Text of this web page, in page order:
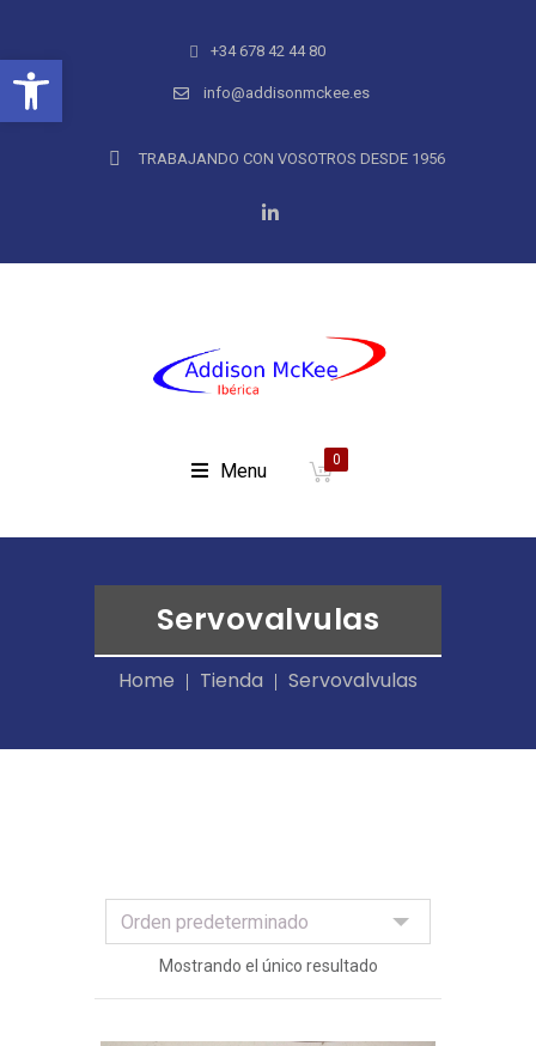
Abrir barra de herramientas+34 678 42 44 80
info@addisonmckee.es
TRABAJANDO CON VOSOTROS DESDE 1956
Menu 0
Servovalvulas
Home Tienda Servovalvulas
Mostrando el único resultado